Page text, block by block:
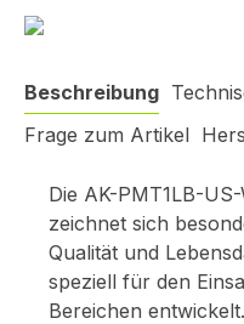
Beschreibung
Frage zum Artikel
Die AK-PMT1LB-
zeichnet sich
Qualität und
speziell für den
Bereichen